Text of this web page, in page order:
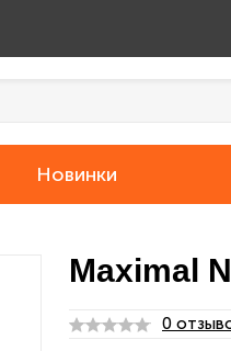
Новинки
Maximal
0